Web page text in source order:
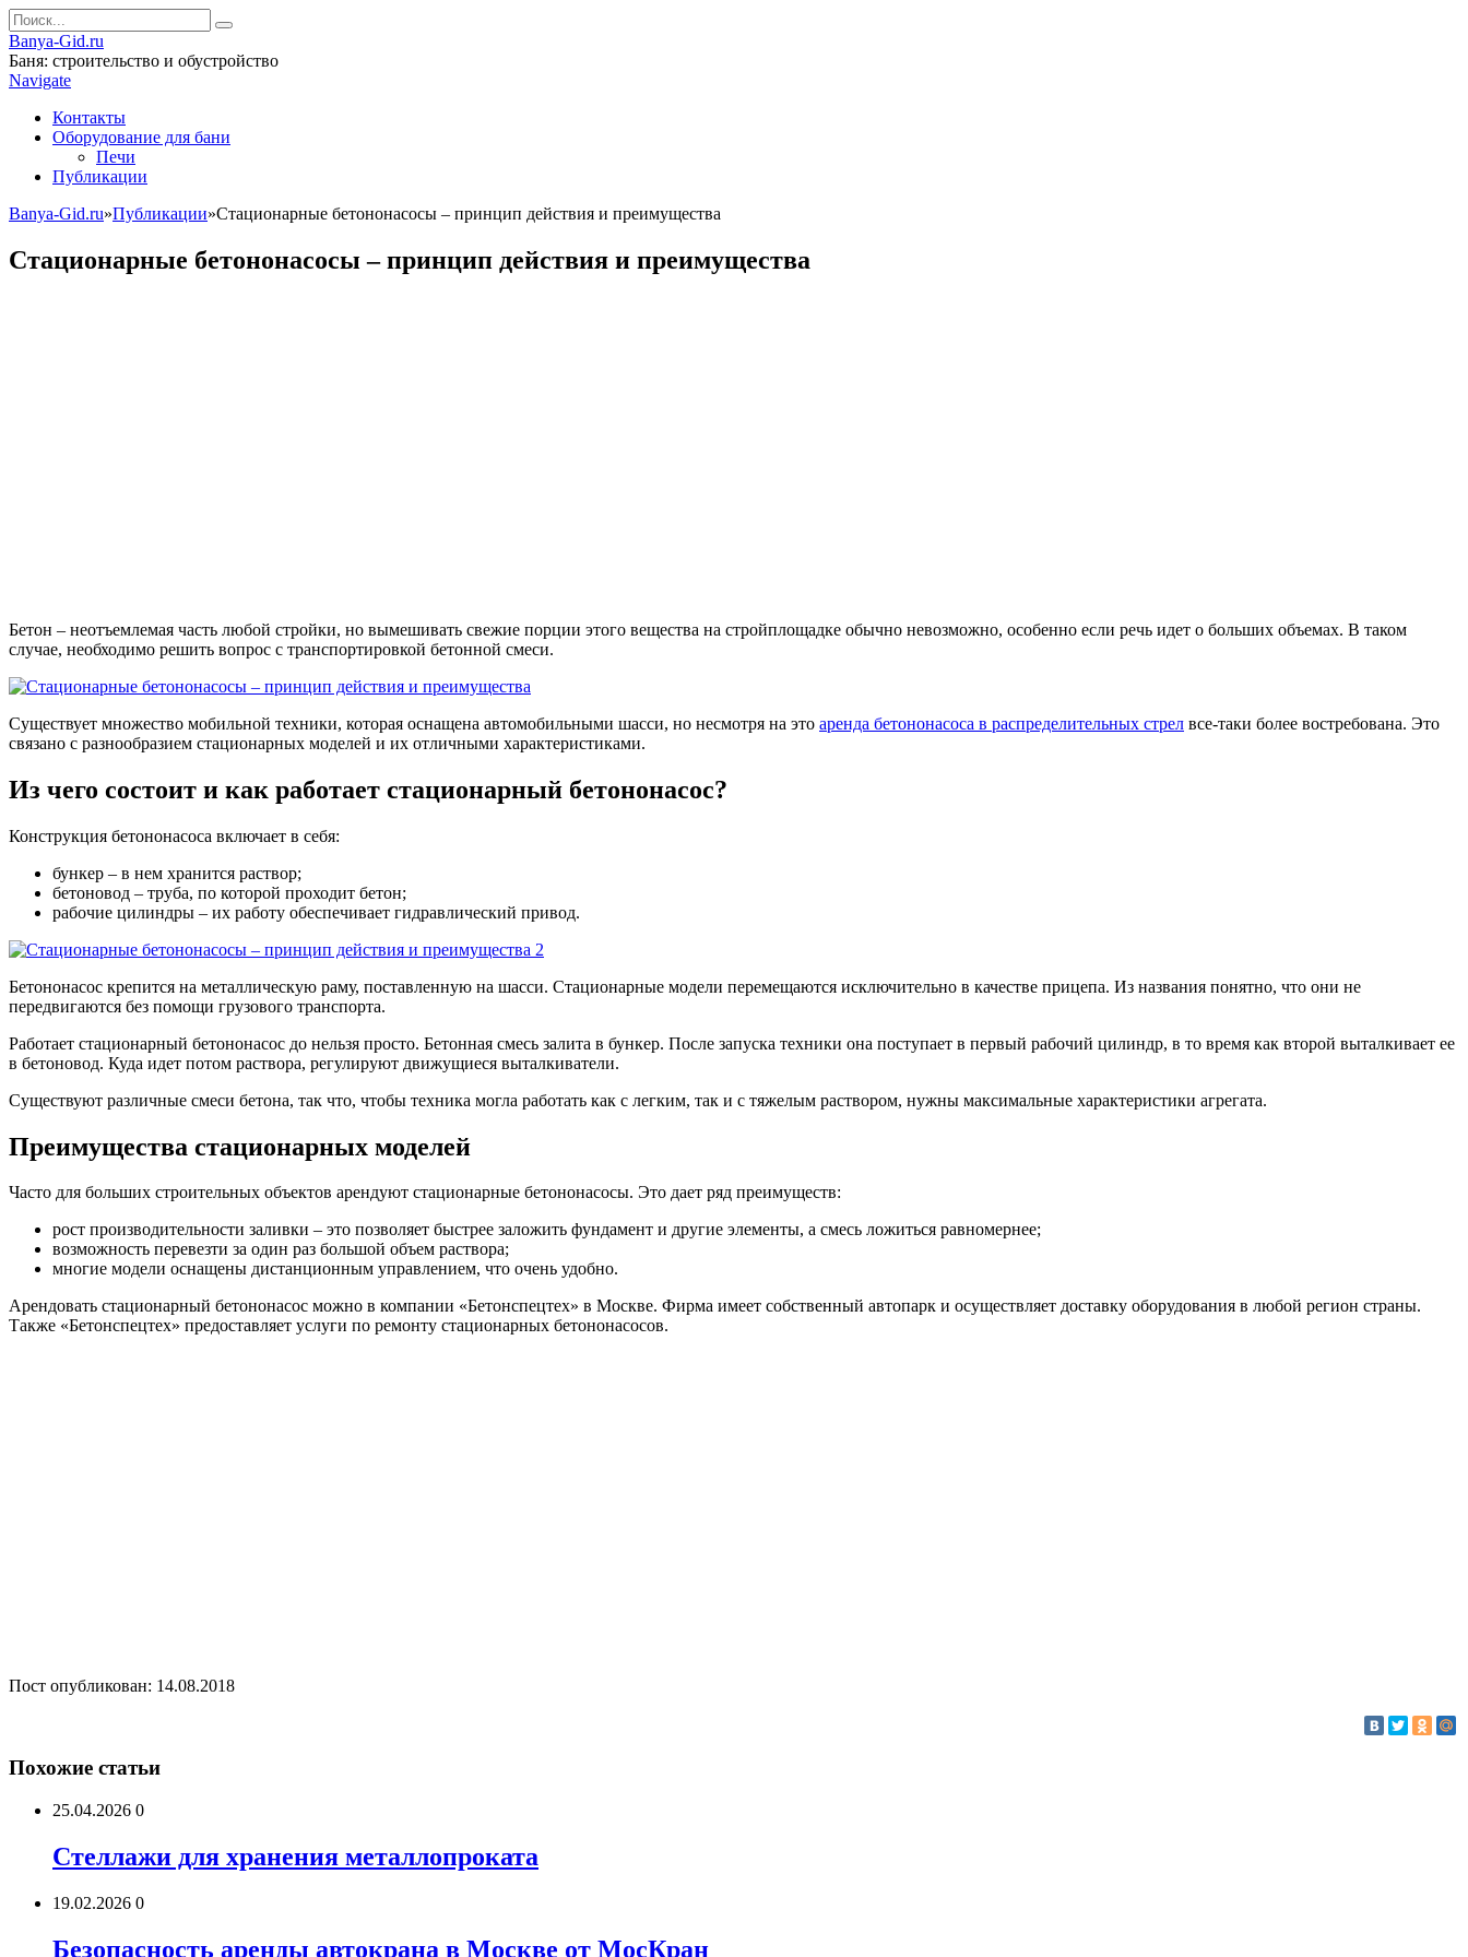
Banya-Gid.ru
Баня: строительство и обустройство
Navigate
Контакты
Оборудование для бани
Печи
Публикации
Banya-Gid.ru»Публикации»Стационарные бетононасосы – принцип действия и преимущества
Стационарные бетононасосы – принцип действия и преимущества
Бетон – неотъемлемая часть любой стройки, но вымешивать свежие порции этого вещества на стройплощадке обычно невозможно, особенно если речь идет о больших объемах. В таком
случае, необходимо решить вопрос с транспортировкой бетонной смеси.
Существует множество мобильной техники, которая оснащена автомобильными шасси, но несмотря на это аренда бетононасоса в распределительных стрел все-таки более востребована. Это
связано с разнообразием стационарных моделей и их отличными характеристиками.
Из чего состоит и как работает стационарный бетононасос?
Конструкция бетононасоса включает в себя:
бункер – в нем хранится раствор;
бетоновод – труба, по которой проходит бетон;
рабочие цилиндры – их работу обеспечивает гидравлический привод.
Бетононасос крепится на металлическую раму, поставленную на шасси. Стационарные модели перемещаются исключительно в качестве прицепа. Из названия понятно, что они не
передвигаются без помощи грузового транспорта.
Работает стационарный бетононасос до нельзя просто. Бетонная смесь залита в бункер. После запуска техники она поступает в первый рабочий цилиндр, в то время как второй выталкивает ее
в бетоновод. Куда идет потом раствора, регулируют движущиеся выталкиватели.
Существуют различные смеси бетона, так что, чтобы техника могла работать как с легким, так и с тяжелым раствором, нужны максимальные характеристики агрегата.
Преимущества стационарных моделей
Часто для больших строительных объектов арендуют стационарные бетононасосы. Это дает ряд преимуществ:
рост производительности заливки – это позволяет быстрее заложить фундамент и другие элементы, а смесь ложиться равномернее;
возможность перевезти за один раз большой объем раствора;
многие модели оснащены дистанционным управлением, что очень удобно.
Арендовать стационарный бетононасос можно в компании «Бетонспецтех» в Москве. Фирма имеет собственный автопарк и осуществляет доставку оборудования в любой регион страны.
Также «Бетонспецтех» предоставляет услуги по ремонту стационарных бетононасосов.
Пост опубликован: 14.08.2018
Похожие статьи
25.04.2026 0
Стеллажи для хранения металлопроката
19.02.2026 0
Безопасность аренды автокрана в Москве от МосКран